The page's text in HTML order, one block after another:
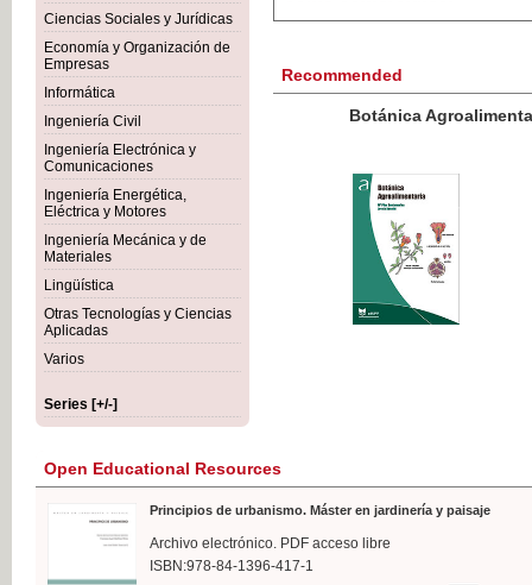
Ciencias Sociales y Jurídicas
Economía y Organización de
Empresas
Informática
Ingeniería Civil
Ingeniería Electrónica y
Comunicaciones
Ingeniería Energética,
Eléctrica y Motores
Ingeniería Mecánica y de
Materiales
Lingüística
Otras Tecnologías y Ciencias
Aplicadas
Varios
Series [+/-]
Recommended
Botánica Agroalimentaria
Open Educational Resources
Principios de urbanismo. Máster en jardinería y paisaje
Archivo electrónico. PDF acceso libre
ISBN:978-84-1396-417-1